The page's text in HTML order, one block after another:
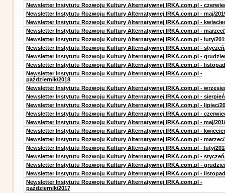
Newsletter Instytutu Rozwoju Kultury Alternatywnej IRKA.com.pl -
Newsletter Instytutu Rozwoju Kultury Alternatywnej IRKA.com.pl - maj/
Newsletter Instytutu Rozwoju Kultury Alternatywnej IRKA.com.pl -
Newsletter Instytutu Rozwoju Kultury Alternatywnej IRKA.com.pl - marzec/
Newsletter Instytutu Rozwoju Kultury Alternatywnej IRKA.com.pl - luty/
Newsletter Instytutu Rozwoju Kultury Alternatywnej IRKA.com.pl -
Newsletter Instytutu Rozwoju Kultury Alternatywnej IRKA.com.pl -
Newsletter Instytutu Rozwoju Kultury Alternatywnej IRKA.com.pl -
Newsletter Instytutu Rozwoju Kultury Alternatywnej IRKA.com.pl -
październik/2018
Newsletter Instytutu Rozwoju Kultury Alternatywnej IRKA.com.pl -
Newsletter Instytutu Rozwoju Kultury Alternatywnej IRKA.com.pl -
Newsletter Instytutu Rozwoju Kultury Alternatywnej IRKA.com.pl - lipiec/
Newsletter Instytutu Rozwoju Kultury Alternatywnej IRKA.com.pl -
Newsletter Instytutu Rozwoju Kultury Alternatywnej IRKA.com.pl - maj/
Newsletter Instytutu Rozwoju Kultury Alternatywnej IRKA.com.pl -
Newsletter Instytutu Rozwoju Kultury Alternatywnej IRKA.com.pl - marzec/
Newsletter Instytutu Rozwoju Kultury Alternatywnej IRKA.com.pl - luty/
Newsletter Instytutu Rozwoju Kultury Alternatywnej IRKA.com.pl -
Newsletter Instytutu Rozwoju Kultury Alternatywnej IRKA.com.pl -
Newsletter Instytutu Rozwoju Kultury Alternatywnej IRKA.com.pl -
Newsletter Instytutu Rozwoju Kultury Alternatywnej IRKA.com.pl -
październik/2017